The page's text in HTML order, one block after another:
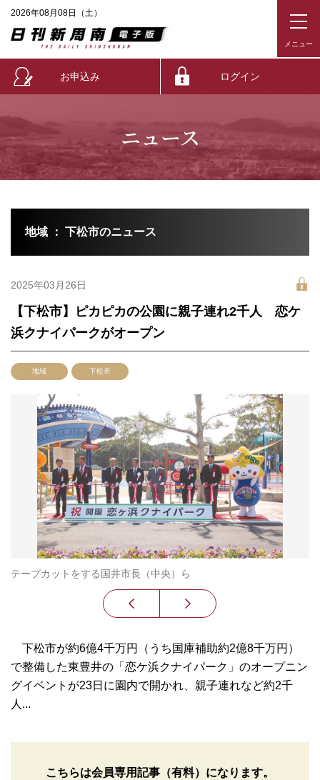
2026年08月08日（土）
お申込み ログイン
ニュース
地域 ： 下松市のニュース
2025年03月26日
【下松市】ピカピカの公園に親子連れ2千人 恋ケ
浜クナイパークがオープン
地域 下松市
テープカットをする国井市長（中央）ら
下松市が約6億4千万円（うち国庫補助約2億8千万円）
で整備した東豊井の「恋ケ浜クナイパーク」のオープニン
グイベントが23日に園内で開かれ、親子連れなど約2千
人...
こちらは会員専用記事（有料）になります。